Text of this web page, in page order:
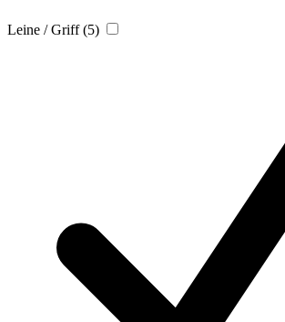
Leine / Griff (5)